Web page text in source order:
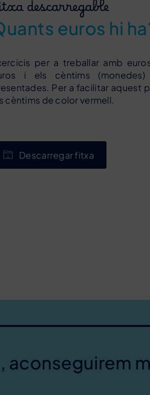
descarregable
euros hi
per a treballar amb
i els cèntims
Per a facilitar aquest
cèntims de color vermell.
Descarregar fitxa
aconseguirem